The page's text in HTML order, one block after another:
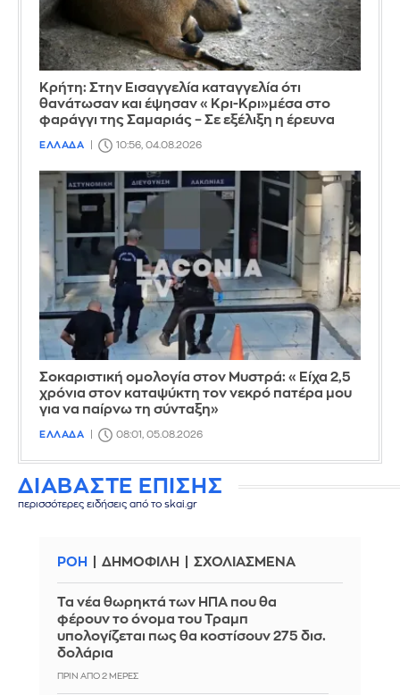
Κρήτη: Στην Εισαγγελία καταγγελία ότι
θανάτωσαν και έψησαν «Κρι-Κρι»μέσα στο
φαράγγι της Σαμαριάς – Σε εξέλιξη η έρευνα
ΕΛΛΑΔΑ 10:56, 04.08.2026
Σοκαριστική ομολογία στον Μυστρά: «Είχα 2,5
χρόνια στον καταψύκτη τον νεκρό πατέρα μου
για να παίρνω τη σύνταξη»
ΕΛΛΑΔΑ 08:01, 05.08.2026
ΔΙΑΒΑΣΤΕ ΕΠΙΣΗΣ
περισσότερες ειδήσεις από το skai.gr
ΡΟΗ ΔΗΜΟΦΙΛΗ ΣΧΟΛΙΑΣΜΕΝΑ
Τα νέα θωρηκτά των ΗΠΑ που θα
φέρουν το όνομα του Τραμπ
υπολογίζεται πως θα κοστίσουν 275 δισ.
δολάρια
ΠΡΙΝ ΑΠΌ 2 ΜΈΡΕΣ